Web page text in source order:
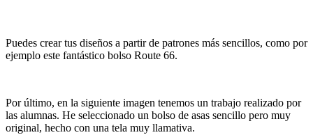
Puedes crear tus diseños a partir de patrones más sencillos, como por
ejemplo este fantástico bolso Route 66.
Por último, en la siguiente imagen tenemos un trabajo realizado por
las alumnas. He seleccionado un bolso de asas sencillo pero muy
original, hecho con una tela muy llamativa.